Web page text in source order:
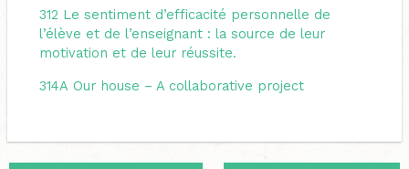
312 Le sentiment d’efficacité personnelle de
l’élève et de l’enseignant : la source de leur
motivation et de leur réussite.
314A Our house – A collaborative project